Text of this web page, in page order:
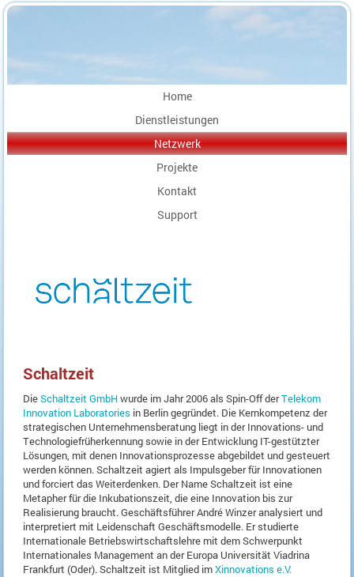
Home
Dienstleistungen
Netzwerk
Projekte
Kontakt
Support
Schaltzeit
DieSchaltzeit GmbHwurde im Jahr 2006 als Spin-Off derTelekom
Innovation Laboratories in Berlin gegründet. Die Kernkompetenz der
strategischen Unternehmensberatung liegt in der Innovations- und
Technologiefrüherkennung sowie in der Entwicklung IT-gestützter
Lösungen, mit denen Innovationsprozesse abgebildet und gesteuert
werden können. Schaltzeit agiert als Impulsgeber für Innovationen
und forciert das Weiterdenken. Der Name Schaltzeit ist eine
Metapher für die Inkubationszeit, die eine Innovation bis zur
Realisierung braucht. Geschäftsführer André Winzer analysiert und
interpretiert mit Leidenschaft Geschäftsmodelle. Er studierte
Internationale Betriebswirtschaftslehre mit dem Schwerpunkt
Internationales Management an der Europa Universität Viadrina
Frankfurt (Oder). Schaltzeit ist Mitglied imXinnovations e.V.